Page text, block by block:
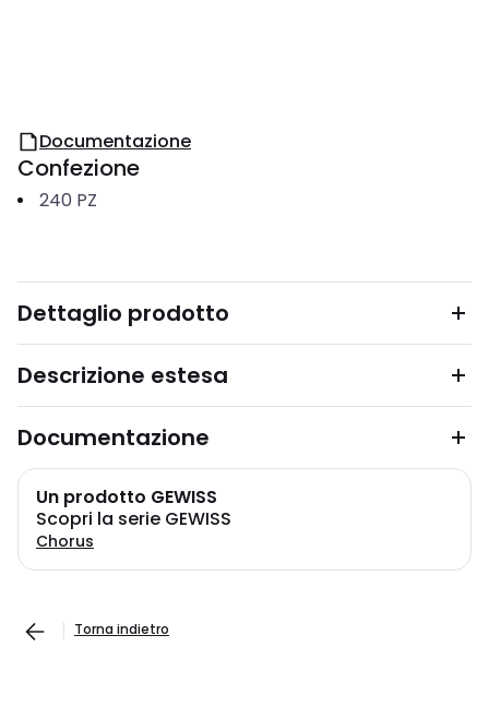
Documentazione
Confezione
240 PZ
Dettaglio prodotto
Descrizione estesa
Documentazione
Un prodotto GEWISS
Scopri la serie GEWISS
Chorus
Torna indietro